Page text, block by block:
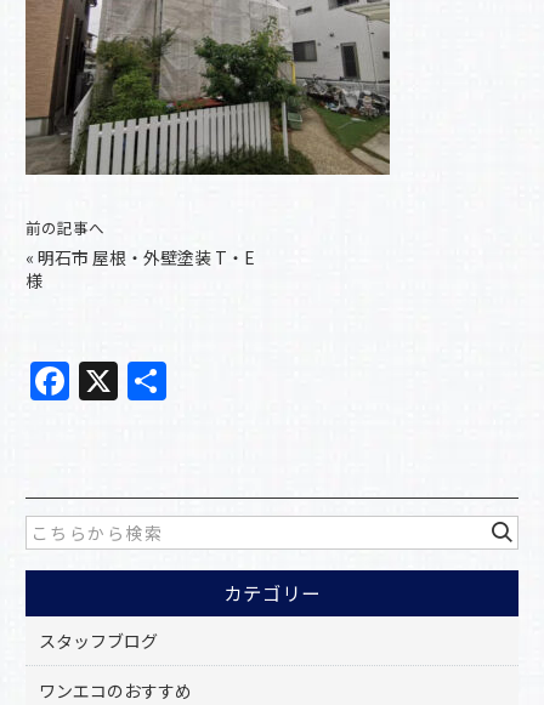
前の記事へ
« 明石市 屋根・外壁塗装 T・E
様
F
a
e
b
o
o
k
X
カテゴリー
スタッフブログ
ワンエコのおすすめ